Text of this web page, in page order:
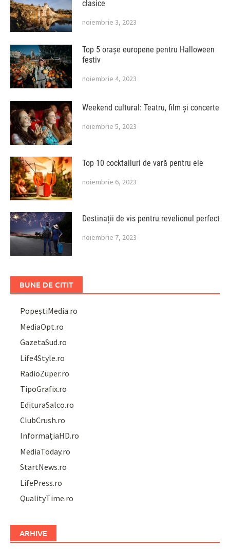
clasice
noiembrie 3, 2023
Top 5 orașe europene pentru Halloween
festiv
noiembrie 4, 2023
Weekend cultural: Teatru, film și concerte
noiembrie 5, 2023
Top 10 cocktailuri de vară pentru ele
noiembrie 6, 2023
Destinații de vis pentru revelionul perfect
noiembrie 7, 2023
BUNE DE CITIT
PopeștiMedia.ro
MediaOpt.ro
GazetaSud.ro
Life4Style.ro
RadioZuper.ro
TipoGrafix.ro
EdituraSalco.ro
ClubCrush.ro
InformațiaHD.ro
MediaToday.ro
StartNews.ro
LifePress.ro
QualityTime.ro
ARHIVE